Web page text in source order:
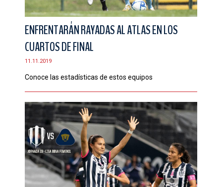
ENFRENTARÁN RAYADAS AL ATLAS EN LOS
CUARTOS DE FINAL
11.11.2019
Conoce las estadísticas de estos equipos